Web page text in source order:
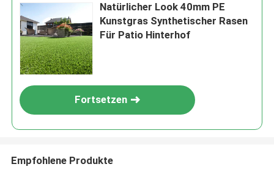
Natürlicher Look 40mm PE
Kunstgras Synthetischer Rasen
Für Patio Hinterhof
Fortsetzen
Empfohlene Produkte